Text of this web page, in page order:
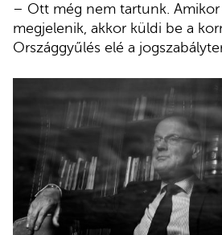
– Ott még nem tartunk.
megjelenik, akkor küldi be a
Országgyűlés elé a